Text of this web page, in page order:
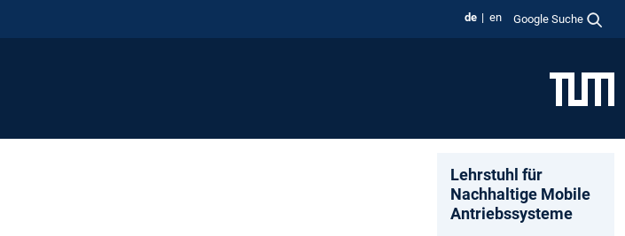
de en Google Suche
Lehrstuhl für
Nachhaltige Mobile
Antriebssysteme